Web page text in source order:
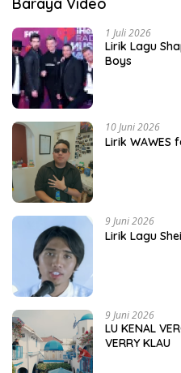
1 Juli 2026
Lirik Lagu
Boys
10 Juni 2026
Lirik WAWES
9 Juni 2026
Lirik Lagu
9 Juni 2026
LU KENAL
VERRY KLAU